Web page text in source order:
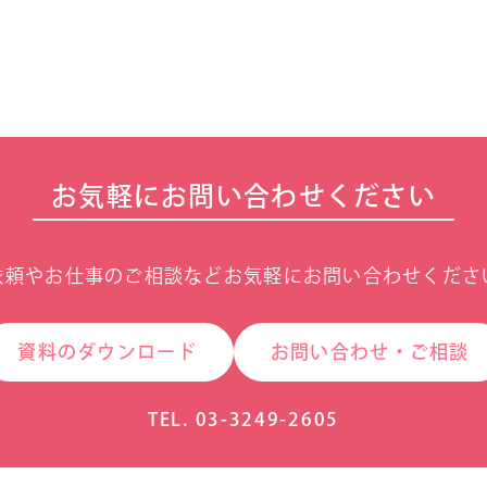
お気軽にお問い合わせください
頼やお仕事のご相談などお気軽にお問い合わせくださ
資料のダウンロード お問い合わせ・ご相談
TEL. 03-3249-2605